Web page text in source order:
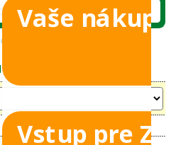
- olejový filter -
Vaše nákupy
Vstup pre